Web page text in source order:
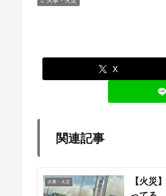
日本橋駅付近車両火災？昭和
爆発音がしてます